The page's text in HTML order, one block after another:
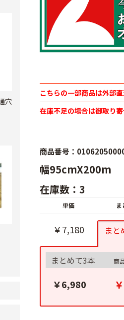
穴
こちらの一部商品は外部
在庫不足の場合は御取り寄
商品番号：
幅95cmX200m
在庫数：3
単価
￥7,180 まと
まとめて3本 商
￥6,980